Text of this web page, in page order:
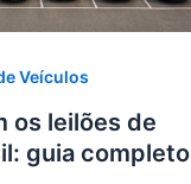
Veículos
os leilões de
guia completo